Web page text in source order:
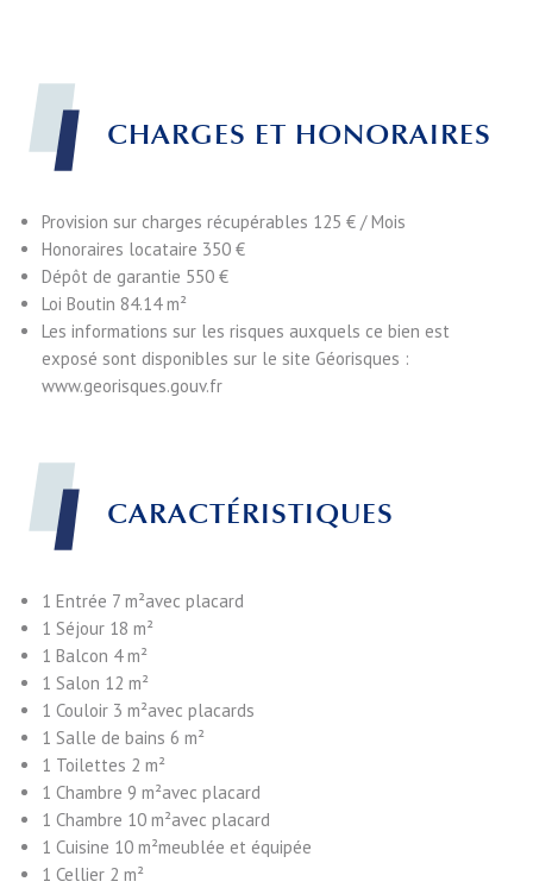
CARACTÉRISTIQUES
1 Entrée 7 m²avec placard
1 Séjour 18 m²
1 Balcon 4 m²
1 Salon 12 m²
1 Couloir 3 m²avec placards
1 Salle de bains 6 m²
1 Toilettes 2 m²
1 Chambre 9 m²avec placard
1 Chambre 10 m²avec placard
1 Cuisine 10 m²meublée et équipée
1 Cellier 2 m²
CHARGES ET HONORAIRES
Provision sur charges récupérables 125 € / Mois
Honoraires locataire 350 €
Dépôt de garantie 550 €
Loi Boutin 84.14 m²
Les informations sur les risques auxquels ce bien est
exposé sont disponibles sur le site Géorisques :
www.georisques.gouv.fr